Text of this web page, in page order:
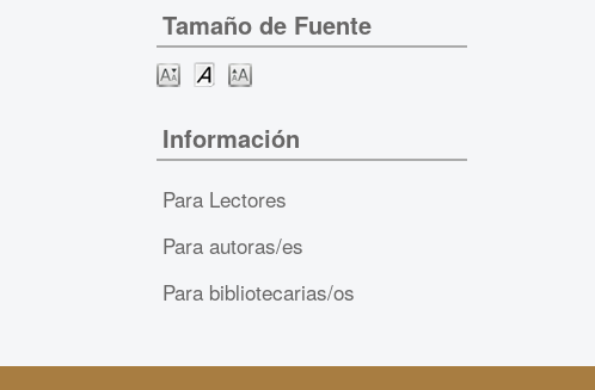
Tamaño de Fuente
Información
Para Lectores
Para autoras/es
Para bibliotecarias/os